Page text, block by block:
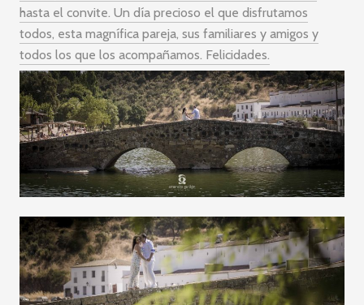
hasta el convite. Un día precioso el que disfrutamos
todos, esta magnífica pareja, sus familiares y amigos y
todos los que los acompañamos. Felicidades.